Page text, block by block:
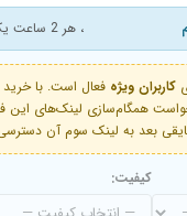
، هر 2 ساعت یک فیلم برای یک کاربر ویژه
کاربران ویژه فعال است. با خرید
بعد به لینک سوم آن
کیفیت: